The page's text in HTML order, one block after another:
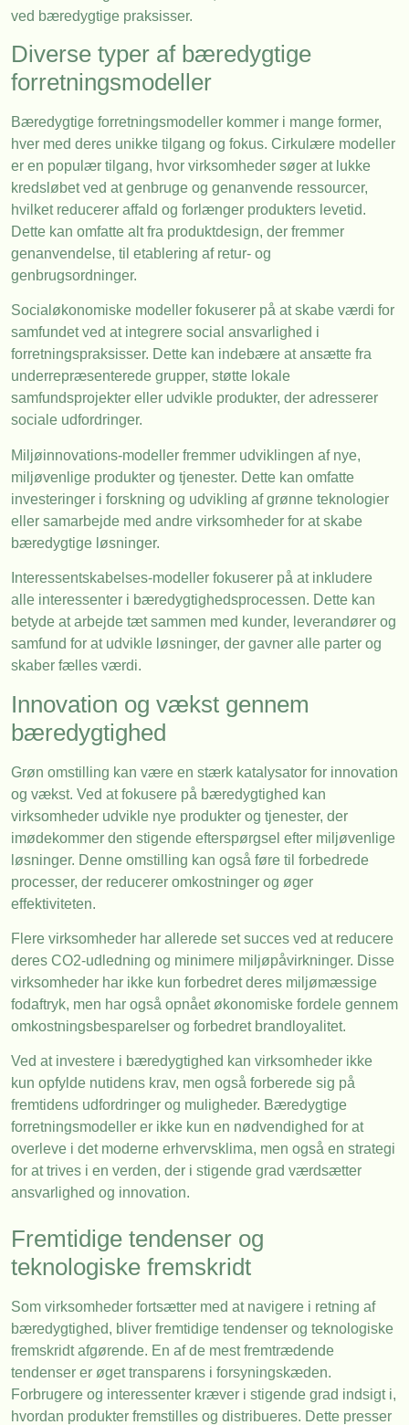
ved bæredygtige praksisser.
Diverse typer af bæredygtige
forretningsmodeller
Bæredygtige forretningsmodeller kommer i mange former,
hver med deres unikke tilgang og fokus. Cirkulære modeller
er en populær tilgang, hvor virksomheder søger at lukke
kredsløbet ved at genbruge og genanvende ressourcer,
hvilket reducerer affald og forlænger produkters levetid.
Dette kan omfatte alt fra produktdesign, der fremmer
genanvendelse, til etablering af retur- og
genbrugsordninger.
Socialøkonomiske modeller fokuserer på at skabe værdi for
samfundet ved at integrere social ansvarlighed i
forretningspraksisser. Dette kan indebære at ansætte fra
underrepræsenterede grupper, støtte lokale
samfundsprojekter eller udvikle produkter, der adresserer
sociale udfordringer.
Miljøinnovations-modeller fremmer udviklingen af nye,
miljøvenlige produkter og tjenester. Dette kan omfatte
investeringer i forskning og udvikling af grønne teknologier
eller samarbejde med andre virksomheder for at skabe
bæredygtige løsninger.
Interessentskabelses-modeller fokuserer på at inkludere
alle interessenter i bæredygtighedsprocessen. Dette kan
betyde at arbejde tæt sammen med kunder, leverandører og
samfund for at udvikle løsninger, der gavner alle parter og
skaber fælles værdi.
Innovation og vækst gennem
bæredygtighed
Grøn omstilling kan være en stærk katalysator for innovation
og vækst. Ved at fokusere på bæredygtighed kan
virksomheder udvikle nye produkter og tjenester, der
imødekommer den stigende efterspørgsel efter miljøvenlige
løsninger. Denne omstilling kan også føre til forbedrede
processer, der reducerer omkostninger og øger
effektiviteten.
Flere virksomheder har allerede set succes ved at reducere
deres CO2-udledning og minimere miljøpåvirkninger. Disse
virksomheder har ikke kun forbedret deres miljømæssige
fodaftryk, men har også opnået økonomiske fordele gennem
omkostningsbesparelser og forbedret brandloyalitet.
Ved at investere i bæredygtighed kan virksomheder ikke
kun opfylde nutidens krav, men også forberede sig på
fremtidens udfordringer og muligheder. Bæredygtige
forretningsmodeller er ikke kun en nødvendighed for at
overleve i det moderne erhvervsklima, men også en strategi
for at trives i en verden, der i stigende grad værdsætter
ansvarlighed og innovation.
Fremtidige tendenser og
teknologiske fremskridt
Som virksomheder fortsætter med at navigere i retning af
bæredygtighed, bliver fremtidige tendenser og teknologiske
fremskridt afgørende. En af de mest fremtrædende
tendenser er øget transparens i forsyningskæden.
Forbrugere og interessenter kræver i stigende grad indsigt i,
hvordan produkter fremstilles og distribueres. Dette presser